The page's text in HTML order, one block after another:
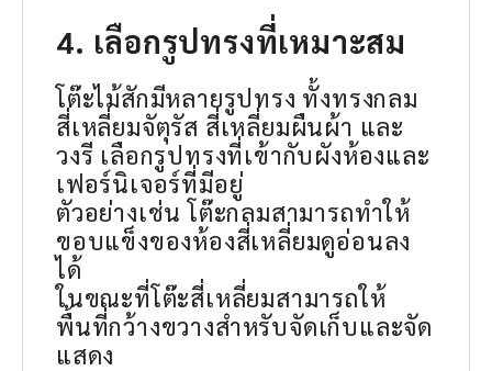
4. เลือกรูปทรงที่เหมาะสม
โต๊ะไม้สักมีหลายรูปทรง ทั้งทรงกลม
สี่เหลี่ยมจัตุรัส สี่เหลี่ยมผืนผ้า และ
วงรี เลือกรูปทรงที่เข้ากับผังห้องและ
เฟอร์นิเจอร์ที่มีอยู่
ตัวอย่างเช่น โต๊ะกลมสามารถทำให้
ขอบแข็งของห้องสี่เหลี่ยมดูอ่อนลง
ได้
ในขณะที่โต๊ะสี่เหลี่ยมสามารถให้
พื้นที่กว้างขวางสำหรับจัดเก็บและจัด
แสดง